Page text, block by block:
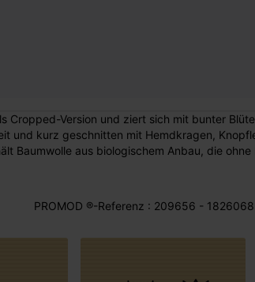
Cropped-Version und ziert sich mit bunter
und kurz geschnitten mit Hemdkragen,
Baumwolle aus biologischem Anbau, die
PROMOD ®-Referenz : 209656 -